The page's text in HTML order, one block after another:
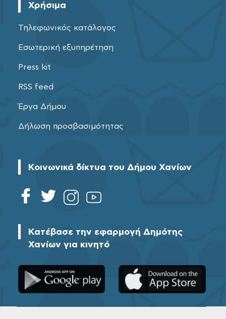
Χρήσιμα
Τηλεφωνικός κατάλογος
Εσωτερική εξυπηρέτηση
Press kit
RSS feed
Έργα Δήμου
Δήλωση προσβασιμότητας
Κοινωνικά δίκτυα του Δήμου Χανίων
Κατέβασε την εφαρμογή Δημότης
Χανίων για κινητό